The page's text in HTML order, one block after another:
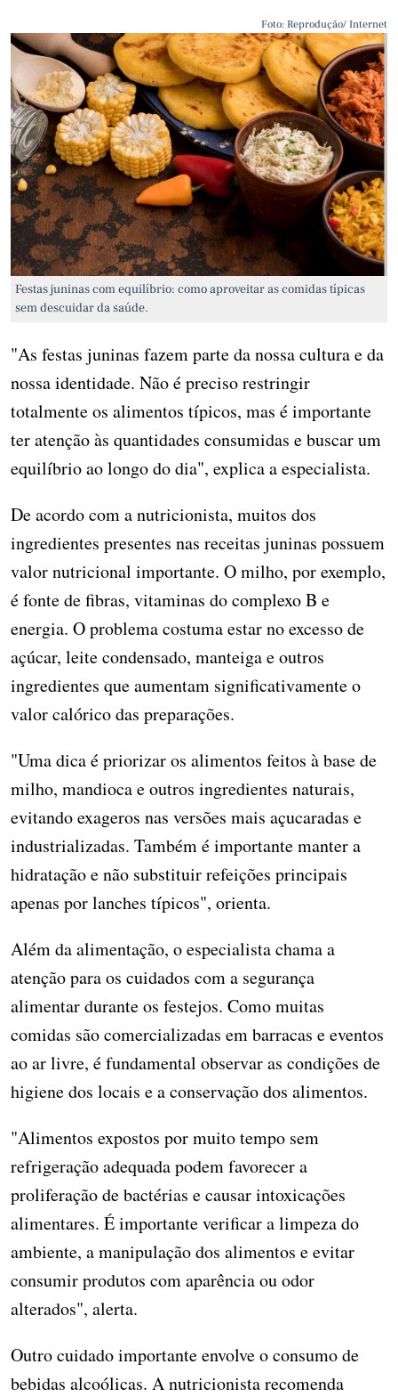
Foto: Reprodução/ Internet
Festas juninas com equilíbrio: como aproveitar as comidas típicas
sem descuidar da saúde.
"As festas juninas fazem parte da nossa cultura e da
nossa identidade. Não é preciso restringir
totalmente os alimentos típicos, mas é importante
ter atenção às quantidades consumidas e buscar um
equilíbrio ao longo do dia", explica a especialista.
De acordo com a nutricionista, muitos dos
ingredientes presentes nas receitas juninas possuem
valor nutricional importante. O milho, por exemplo,
é fonte de fibras, vitaminas do complexo B e
energia. O problema costuma estar no excesso de
açúcar, leite condensado, manteiga e outros
ingredientes que aumentam significativamente o
valor calórico das preparações.
"Uma dica é priorizar os alimentos feitos à base de
milho, mandioca e outros ingredientes naturais,
evitando exageros nas versões mais açucaradas e
industrializadas. Também é importante manter a
hidratação e não substituir refeições principais
apenas por lanches típicos", orienta.
Além da alimentação, o especialista chama a
atenção para os cuidados com a segurança
alimentar durante os festejos. Como muitas
comidas são comercializadas em barracas e eventos
ao ar livre, é fundamental observar as condições de
higiene dos locais e a conservação dos alimentos.
"Alimentos expostos por muito tempo sem
refrigeração adequada podem favorecer a
proliferação de bactérias e causar intoxicações
alimentares. É importante verificar a limpeza do
ambiente, a manipulação dos alimentos e evitar
consumir produtos com aparência ou odor
alterados", alerta.
Outro cuidado importante envolve o consumo de
bebidas alcoólicas. A nutricionista recomenda